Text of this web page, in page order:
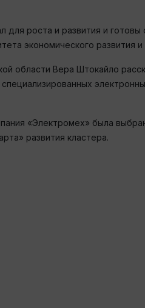
для роста и развития и
экономического развития
области Вера Штокайло
«Электромех» была
развития кластера.